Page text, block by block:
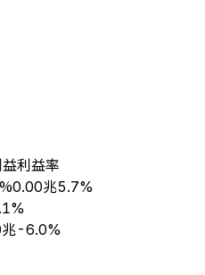
利益率
%0.00兆5.7%
-6.0%